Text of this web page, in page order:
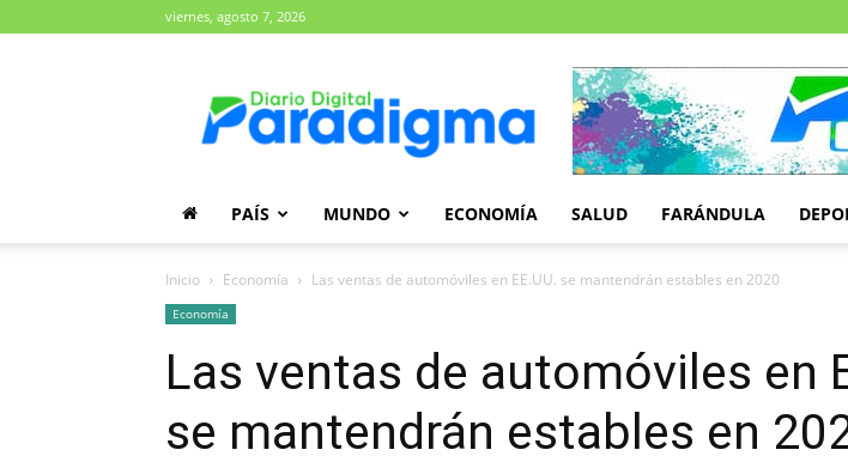
viernes, agosto 7, 2026
Paradigma
PAÍS MUNDO ECONOMÍA SALUD FARÁNDULA
Inicio Economía Las ventas de automóviles en EE.UU. se mantendrán estables en 2020
Economía
Las ventas de automóviles en
se mantendrán estables en